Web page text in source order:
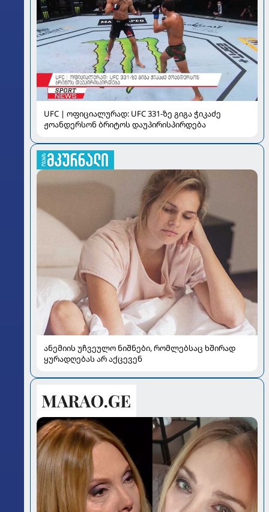
UFC | ოფიციალურად: UFC 331-ზე გიგა ჭიკაძე
ჟოანდერსონ ბრიტოს დაუპირისპირდება
ანემიის უჩვეულო ნიშნები, რომლებსაც ხშირად
ყურადღებას არ აქცევენ